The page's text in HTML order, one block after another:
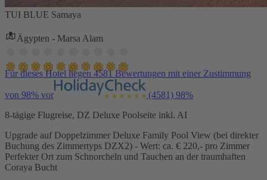
TUI BLUE Samaya
Ägypten - Marsa Alam
Für dieses Hotel liegen 4581 Bewertungen mit einer Zustimmung
von 98% vor (4581) 98%
8-tägige Flugreise, DZ Deluxe Poolseite inkl. AI
Upgrade auf Doppelzimmer Deluxe Family Pool View (bei direkter
Buchung des Zimmertyps DZX2) - Wert: ca. € 220,- pro Zimmer
Perfekter Ort zum Schnorcheln und Tauchen an der traumhaften
Coraya Bucht